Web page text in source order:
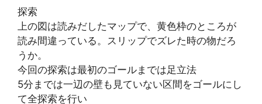
探索
上の図は読みだしたマップで、黄色枠のところが
読み間違っている。スリップでズレた時の物だろ
うか。
今回の探索は最初のゴールまでは足立法
5分までは一辺の壁も見ていない区間をゴールにし
て全探索を行い